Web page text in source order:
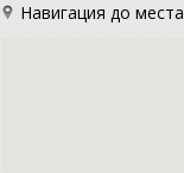
Навигация до места